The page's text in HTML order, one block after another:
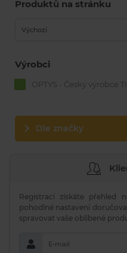
Produktů na stránku
Výchozí
Výrobci
OPTYS - Český výrobce
Dle značky
Registrací získáte přehled
pohodlné nastavení
spravovat vaše oblíbené
E-mail